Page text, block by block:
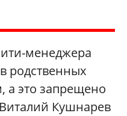
менеджера
родственных
а это запрещено
Кушнарев